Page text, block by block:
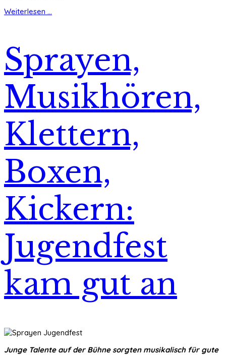
Weiterlesen ...
Sprayen,
Musikhören,
Klettern,
Boxen,
Kickern:
Jugendfest
kam gut an
Junge Talente auf der Bühne sorgten musikalisch für gute